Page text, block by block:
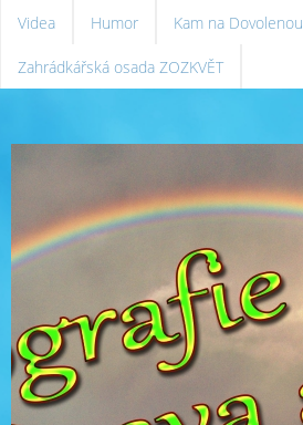
Videa Humor Kam na Dovolenou
Zahrádkářská osada ZOZKVĚT